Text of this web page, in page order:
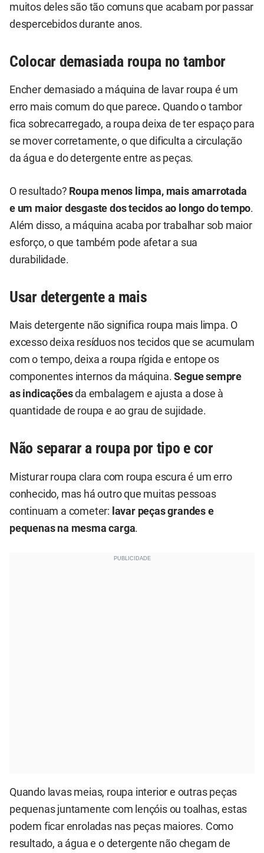
muitos deles são tão comuns que acabam por passar
despercebidos durante anos.
Colocar demasiada roupa no tambor
Encher demasiado a máquina de lavar roupa é um
erro mais comum do que parece. Quando o tambor
fica sobrecarregado, a roupa deixa de ter espaço para
se mover corretamente, o que dificulta a circulação
da água e do detergente entre as peças.
O resultado? Roupa menos limpa, mais amarrotada
e um maior desgaste dos tecidos ao longo do tempo.
Além disso, a máquina acaba por trabalhar sob maior
esforço, o que também pode afetar a sua
durabilidade.
Usar detergente a mais
Mais detergente não significa roupa mais limpa. O
excesso deixa resíduos nos tecidos que se acumulam
com o tempo, deixa a roupa rígida e entope os
componentes internos da máquina.Segue sempre
as indicaçõesda embalagem e ajusta a dose à
quantidade de roupa e ao grau de sujidade.
Não separar a roupa por tipo e cor
Misturar roupa clara com roupa escura é um erro
conhecido, mas há outro que muitas pessoas
continuam a cometer: lavar peças grandes e
pequenas na mesma carga.
Quando lavas meias, roupa interior e outras peças
pequenas juntamente com lençóis ou toalhas, estas
podem ficar enroladas nas peças maiores. Como
resultado, a água e o detergente não chegam de